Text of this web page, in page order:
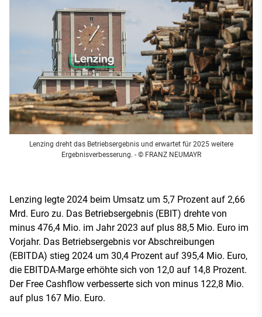
Lenzing dreht das Betriebsergebnis und erwartet für 2025 weitere
Ergebnisverbesserung. - © FRANZ NEUMAYR
Lenzing legte 2024 beim Umsatz um 5,7 Prozent auf 2,66
Mrd. Euro zu. Das Betriebsergebnis (EBIT) drehte von
minus 476,4 Mio. im Jahr 2023 auf plus 88,5 Mio. Euro im
Vorjahr. Das Betriebsergebnis vor Abschreibungen
(EBITDA) stieg 2024 um 30,4 Prozent auf 395,4 Mio. Euro,
die EBITDA-Marge erhöhte sich von 12,0 auf 14,8 Prozent.
Der Free Cashflow verbesserte sich von minus 122,8 Mio.
auf plus 167 Mio. Euro.